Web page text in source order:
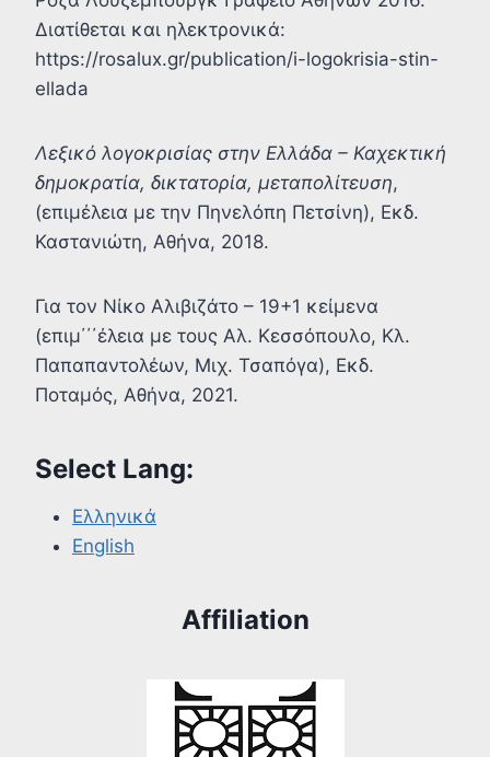
Διατίθεται και ηλεκτρονικά:
https://rosalux.gr/publication/i-logokrisia-stin-
ellada
Λεξικό λογοκρισίας στην Ελλάδα – Καχεκτική
δημοκρατία, δικτατορία, μεταπολίτευση,
(επιμέλεια με την Πηνελόπη Πετσίνη), Εκδ.
Καστανιώτη, Αθήνα, 2018.
Για τον Νίκο Αλιβιζάτο – 19+1 κείμενα
(επιμ΄΄΄έλεια με τους Αλ. Κεσσόπουλο, Κλ.
Παπαπαντολέων, Μιχ. Τσαπόγα), Εκδ.
Ποταμός, Αθήνα, 2021.
Select Lang:
Ελληνικά
English
Affiliation